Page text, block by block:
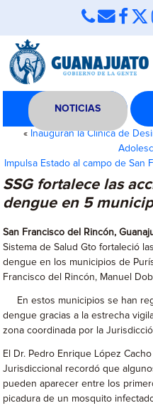
NOTICIAS
« Inauguran la Clínica de
Impulsa Estado al campo de
SSG fortalece las
dengue en 5
San Francisco del Rincón,
Sistema de Salud Gto fortaleció
dengue en los municipios de
Francisco del Rincón, Manuel
En estos municipios se han
dengue gracias a la estrecha
zona coordinada por la
El Dr. Pedro Enrique López
Jurisdiccional recordó que
pueden aparecer entre los
picadura de un mosquito